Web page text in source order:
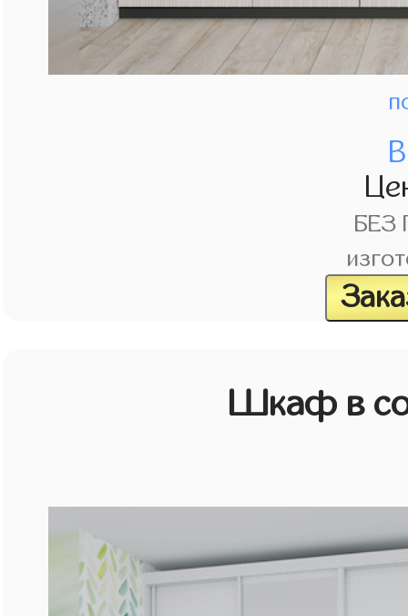
БЕЗ
Шкаф в